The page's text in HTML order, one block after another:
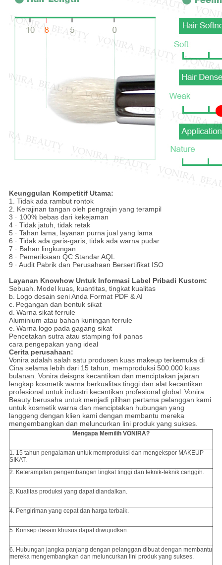
Keunggulan Kompetitif Utama:
1. Tidak ada rambut rontok
2. Kerajinan tangan oleh pengrajin yang terampil
3 · 100% bebas dari kekejaman
4 · Tidak jatuh, tidak retak
5 · Tahan lama, layanan purna jual yang lama
6 · Tidak ada garis-garis, tidak ada warna pudar
7 · Bahan lingkungan
8 · Pemeriksaan QC Standar AQL
9 · Audit Pabrik dan Perusahaan Bersertifikat ISO
Layanan Knowhow Untuk Informasi Label Pribadi Kustom:
Sebuah. Model kuas, kuantitas, tingkat kualitas
b. Logo desain seni Anda Format PDF & AI
c. Pegangan dan bentuk sikat
d. Warna sikat ferrule
Aluminium atau bahan kuningan ferrule
e. Warna logo pada gagang sikat
Pencetakan sutra atau stamping foil panas
cara pengepakan yang ideal
Cerita perusahaan:
Vonira adalah salah satu produsen kuas makeup terkemuka di
Cina selama lebih dari 15 tahun, memproduksi 500.000 kuas
bulanan. Vonira deisgns kecantikan dan menciptakan jajaran
lengkap kosmetik warna berkualitas tinggi dan alat kecantikan
profesional untuk industri kecantikan profesional global. Vonira
Beauty berusaha untuk menjadi pilihan pertama pelanggan kami
untuk kosmetik warna dan menciptakan hubungan yang
langgeng dengan klien kami dengan membantu mereka
mengembangkan dan meluncurkan lini produk yang sukses.
Mengapa Memilih VONIRA?
1. 15 tahun pengalaman untuk memproduksi dan mengekspor MAKEUP
SIKAT.
2. Keterampilan pengembangan tingkat tinggi dan teknik-teknik canggih.
3. Kualitas produksi yang dapat diandalkan.
4. Pengiriman yang cepat dan harga terbaik.
5. Konsep desain khusus dapat diwujudkan.
6. Hubungan jangka panjang dengan pelanggan dibuat dengan membantu
mereka mengembangkan dan meluncurkan lini produk yang sukses.